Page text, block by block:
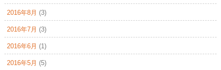
2016年8月 (3)
2016年7月 (3)
2016年6月 (1)
2016年5月 (5)